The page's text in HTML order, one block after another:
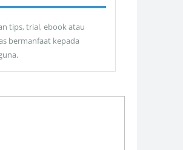
tips, trial, ebook atau
bermanfaat kepada